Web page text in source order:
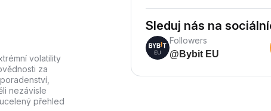
volatility
za
nezávisle
přehled
Sleduj nás na
Followers
@Bybit EU